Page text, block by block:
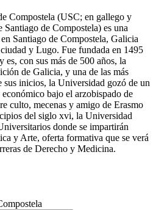
Compostela (USC; en gallego y
de Compostela) es una
Santiago de Compostela, Galicia
y Lugo. Fue fundada en 1495
con sus más de 500 años, la
de Galicia, y una de las más
sus inicios, la Universidad gozó de un
bajo el arzobispado de
culto, mecenas y amigo de Erasmo
del siglo xvi, la Universidad
donde se impartirán
y Arte, oferta formativa que se verá
de Derecho y Medicina.